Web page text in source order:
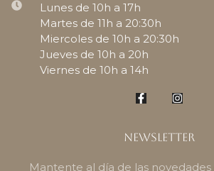
Lunes de 10h a 17h
Martes de 11h a 20:30h
Miercoles de 10h a 20:30h
Jueves de 10h a 20h
Viernes de 10h a 14h
Newsletter
Mantente al día de las novedades